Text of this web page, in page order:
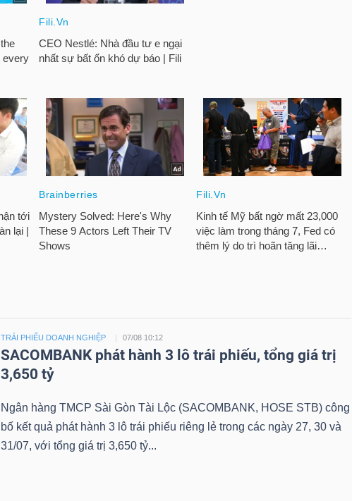
TRÁI PHIẾU DOANH NGHIỆP 07/08 10:12
SACOMBANK phát hành 3 lô trái phiếu, tổng giá trị
3,650 tỷ
Ngân hàng TMCP Sài Gòn Tài Lộc (SACOMBANK, HOSE STB) công
bố kết quả phát hành 3 lô trái phiếu riêng lẻ trong các ngày 27, 30 và
31/07, với tổng giá trị 3,650 tỷ...